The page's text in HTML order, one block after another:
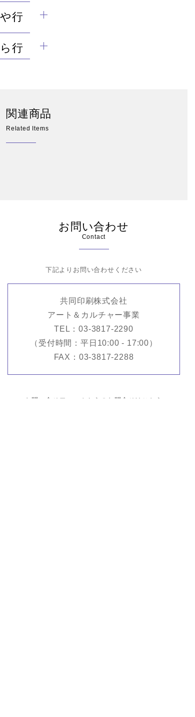
や行
ら行
関連商品
Related Items
お問い合わせ
Contact
下記よりお問い合わせください
共同印刷株式会社
アート＆カルチャー事業
TEL：03-3817-2290
（受付時間：平日10:00 - 17:00）
FAX：03-3817-2288
お問い合せフォームからのお問合せはこちら